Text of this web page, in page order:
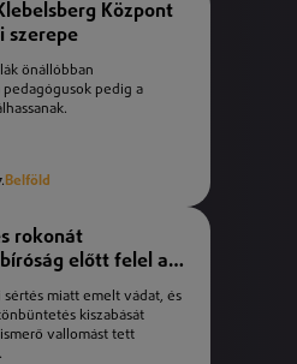
Központ
szerepe
önállóbban
pedagógusok pedig a
Belföld
rokonát
előtt felel a
miatt emelt vádat, és
kiszabását
vallomást tett